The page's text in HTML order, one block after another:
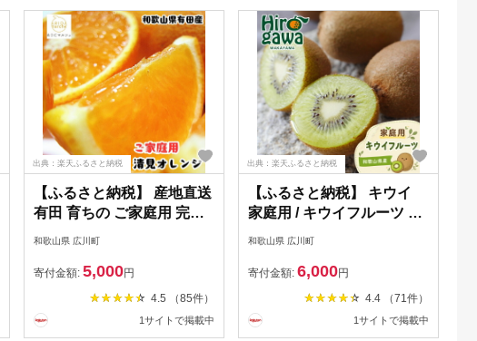
直送 //mandarin
出典：楽天ふるさと納税
【ふるさと納税】 産地直送
有田 育ちの ご家庭用 完熟
清見 オレンジ / みかん 和歌
果物 甘い ※2027年2月下旬
～5月上旬に順次発送予定
※北海道・沖縄・その他離
島地域は発送不可
和歌山県 広川町
寄付金額: 5,000円
4.5 （85件）
1サイトで掲載中
出典：楽天ふるさと納税
【ふるさと納税】 キウイ
家庭用 / キウイフルーツ 訳
あり 和歌山 1kg 5kg
年4月下旬に順次発送 ※北
海道・沖縄・離島への配送
不可 //hokaf
和歌山県 広川町
寄付金額: 6,000円
4.4 （71件）
1サイトで掲載中